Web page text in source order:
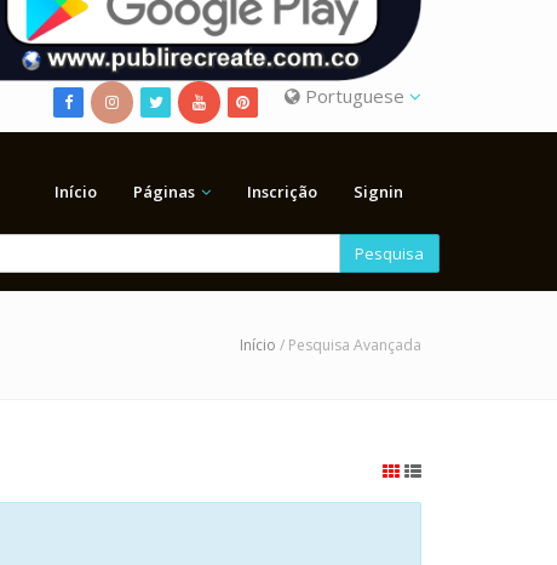
Portuguese
Início Páginas Inscrição Signin
Pesquisa
Início / Pesquisa Avançada